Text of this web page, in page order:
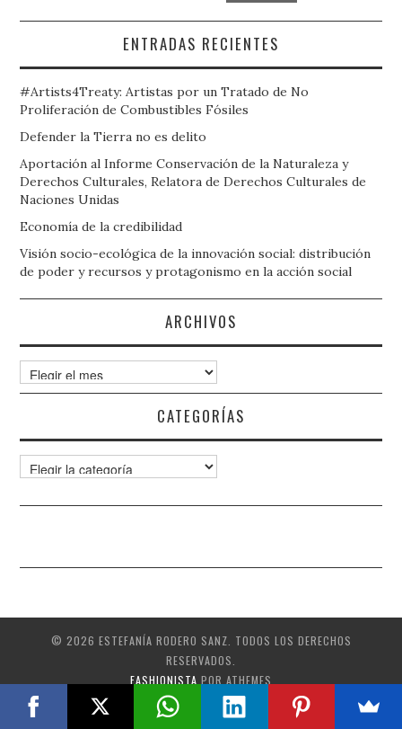
ENTRADAS RECIENTES
#Artists4Treaty: Artistas por un Tratado de No
Proliferación de Combustibles Fósiles
Defender la Tierra no es delito
Aportación al Informe Conservación de la Naturaleza y
Derechos Culturales, Relatora de Derechos Culturales de
Naciones Unidas
Economía de la credibilidad
Visión socio-ecológica de la innovación social: distribución
de poder y recursos y protagonismo en la acción social
ARCHIVOS
Archivos
CATEGORÍAS
Categorías
© 2026 ESTEFANÍA RODERO SANZ. TODOS LOS DERECHOS
RESERVADOS.
FASHIONISTA POR ATHEMES